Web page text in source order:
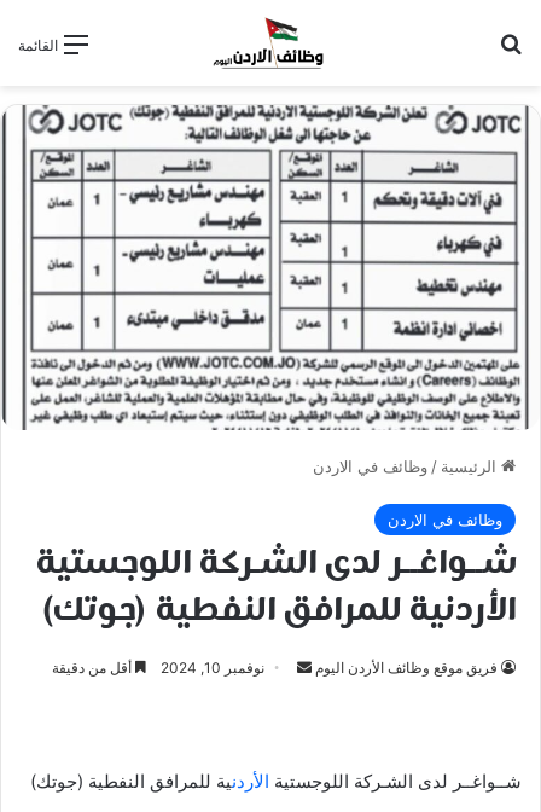
القائمة
الرئيسية / وظائف في الاردن
وظائف في الاردن
شــواغــر لدى الشـركة اللوجستية
الأردنية للمرافق النفطية (جوتك)
فريق موقع وظائف الأردن اليوم
أرسل نوفمبر 10, 2024 أقل من دقيقة
شــواغــر لدى الشـركة اللوجستية الأردنية للمرافق النفطية (جوتك)